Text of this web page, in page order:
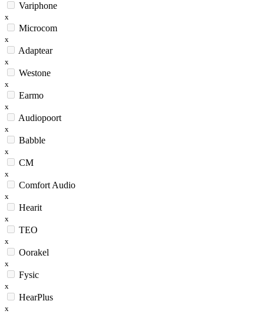
Variphone
x
Microcom
x
Adaptear
x
Westone
x
Earmo
x
Audiopoort
x
Babble
x
CM
x
Comfort Audio
x
Hearit
x
TEO
x
Oorakel
x
Fysic
x
HearPlus
x